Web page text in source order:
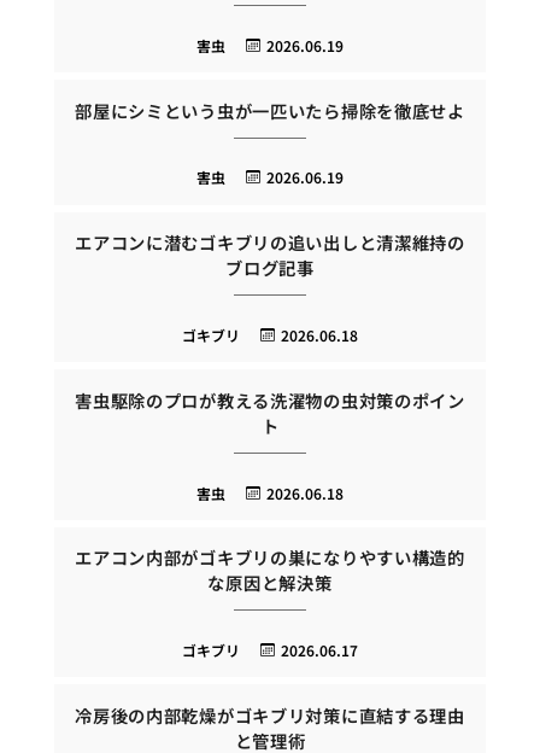
2026.06.19
害虫
部屋にシミという虫が一匹いたら掃除を徹底せよ
2026.06.19
害虫
エアコンに潜むゴキブリの追い出しと清潔維持の
ブログ記事
2026.06.18
ゴキブリ
害虫駆除のプロが教える洗濯物の虫対策のポイン
ト
2026.06.18
害虫
エアコン内部がゴキブリの巣になりやすい構造的
な原因と解決策
2026.06.17
ゴキブリ
冷房後の内部乾燥がゴキブリ対策に直結する理由
と管理術